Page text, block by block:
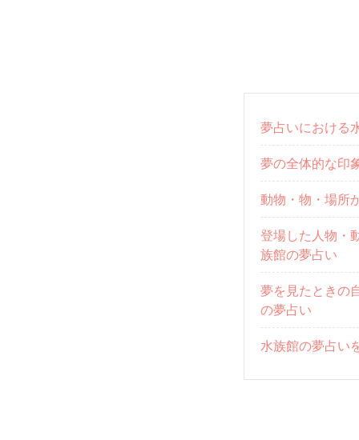
夢占いにおける
夢の全体的な印
動物・物・場所
登場した人物・
族館の夢占い
夢を見たときの
の夢占い
水族館の夢占い